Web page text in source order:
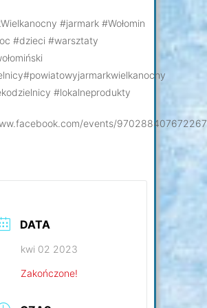
#jarmark #Wołomin
#dzieci #warsztaty
#lokalneprodukty
events/
DATA
kwi 02 2023
Zakończone!